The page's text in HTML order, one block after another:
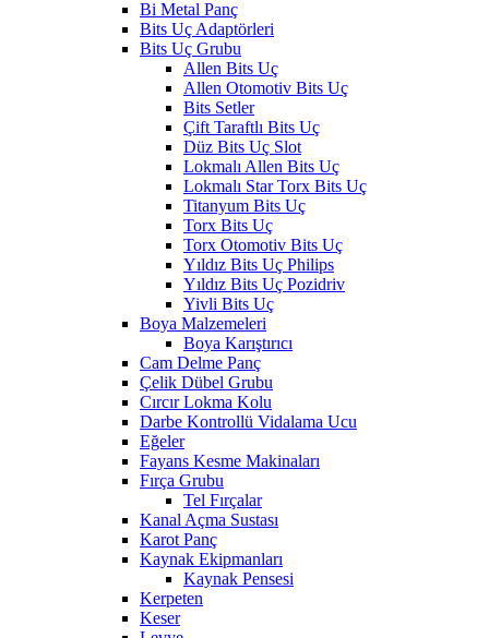
Bi Metal Panç
Bits Uç Adaptörleri
Bits Uç Grubu
Allen Bits Uç
Allen Otomotiv Bits Uç
Bits Setler
Çift Taraftlı Bits Uç
Düz Bits Uç Slot
Lokmalı Allen Bits Uç
Lokmalı Star Torx Bits Uç
Titanyum Bits Uç
Torx Bits Uç
Torx Otomotiv Bits Uç
Yıldız Bits Uç Philips
Yıldız Bits Uç Pozidriv
Yivli Bits Uç
Boya Malzemeleri
Boya Karıştırıcı
Cam Delme Panç
Çelik Dübel Grubu
Cırcır Lokma Kolu
Darbe Kontrollü Vidalama Ucu
Eğeler
Fayans Kesme Makinaları
Fırça Grubu
Tel Fırçalar
Kanal Açma Sustası
Karot Panç
Kaynak Ekipmanları
Kaynak Pensesi
Kerpeten
Keser